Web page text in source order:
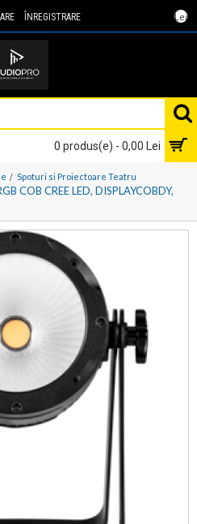
Lei
ÎNREGISTRARE
0 produs(e) - 0,00 Lei
Spoturi si Proiectoare Teatru
COB CREE LED, DISPLAYCOBDY,